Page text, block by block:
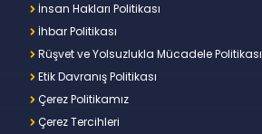
İnsan Hakları Politikası
İhbar Politikası
Rüşvet ve Yolsuzlukla Mücadele Politikası
Etik Davranış Politikası
Çerez Politikamız
Çerez Tercihleri